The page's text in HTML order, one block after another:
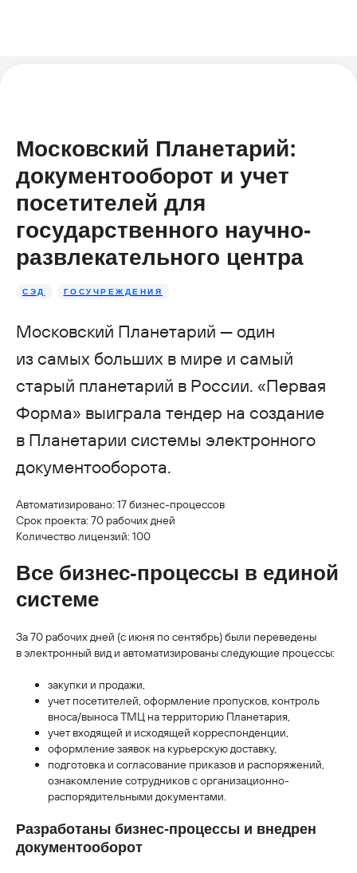
Московский Планетарий:
документооборот и учет
посетителей для
государственного научно-
развлекательного центра
СЭД ГОСУЧРЕЖДЕНИЯ
Московский Планетарий — один
из самых больших в мире и самый
старый планетарий в России. «Первая
Форма» выиграла тендер на создание
в Планетарии системы электронного
документооборота.
Автоматизировано: 17 бизнес-процессов
Срок проекта: 70 рабочих дней
Количество лицензий: 100
Все бизнес-процессы в единой
системе
За 70 рабочих дней (с июня по сентябрь) были переведены
в электронный вид и автоматизированы следующие процессы:
закупки и продажи,
учет посетителей, оформление пропусков, контроль
вноса/выноса ТМЦ на территорию Планетария,
учет входящей и исходящей корреспонденции,
оформление заявок на курьерскую доставку,
подготовка и согласование приказов и распоряжений,
ознакомление сотрудников с организационно-
распорядительными документами.
Разработаны бизнес-процессы и внедрен
документооборот